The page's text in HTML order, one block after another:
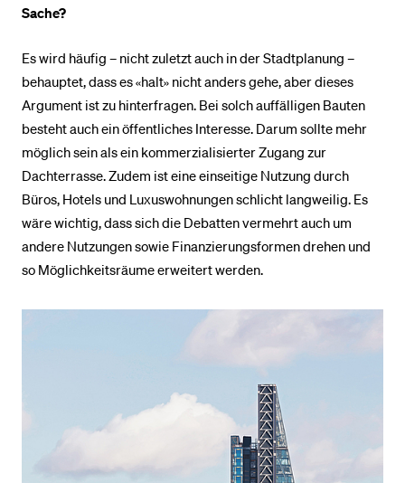
Sache?
Es wird häufig – nicht zuletzt auch in der Stadtplanung –
behauptet, dass es «halt» nicht anders gehe, aber dieses
Argument ist zu hinterfragen. Bei solch auffälligen Bauten
besteht auch ein öffentliches Interesse. Darum sollte mehr
möglich sein als ein kommerzialisierter Zugang zur
Dachterrasse. Zudem ist eine einseitige Nutzung durch
Büros, Hotels und Luxuswohnungen schlicht langweilig. Es
wäre wichtig, dass sich die Debatten vermehrt auch um
andere Nutzungen sowie Finanzierungsformen drehen und
so Möglichkeitsräume erweitert werden.